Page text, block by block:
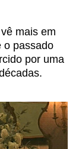
mais em
o passado
por uma